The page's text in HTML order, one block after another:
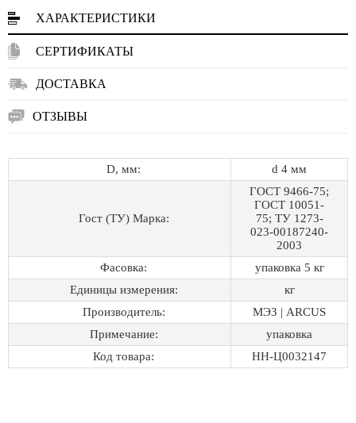
ХАРАКТЕРИСТИКИ
СЕРТИФИКАТЫ
ДОСТАВКА
ОТЗЫВЫ
D, мм: d 4 мм
Гост (ТУ) Марка:
ГОСТ 9466-75;
ГОСТ 10051-
75; ТУ 1273-
023-00187240-
2003
Фасовка:
упаковка 5 кг
Единицы измерения:
кг
Производитель:
МЭЗ | ARCUS
Примечание:
упаковка
Код товара:
НН-Ц0032147